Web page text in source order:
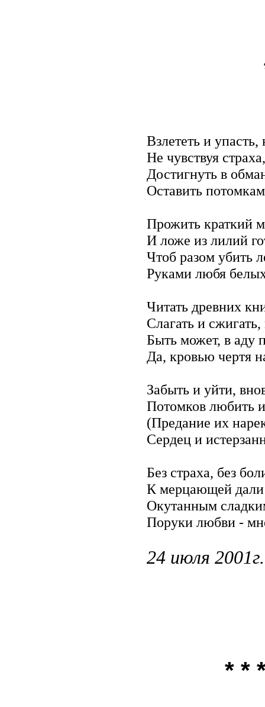
* *
Взлететь и
Не чувствуя
Достигнуть в
Оставить
Прожить краткий
И ложе из лилий
Чтоб разом убить
Руками любя
Читать древних
Слагать и
Быть может, в аду
Да, кровью чертя
Забыть и уйти,
Потомков любить
(Предание их
Сердец и
Без страха, без
К мерцающей дали
Окутанным
Поруки любви -
24 июля 2001г.
* *